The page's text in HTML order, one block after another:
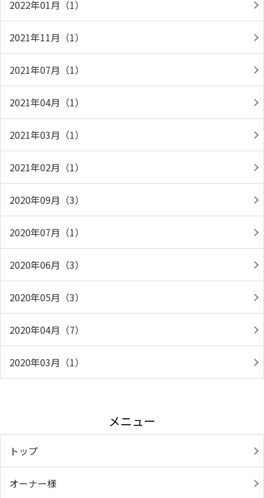
2022年01月（1）
2021年11月（1）
2021年07月（1）
2021年04月（1）
2021年03月（1）
2021年02月（1）
2020年09月（3）
2020年07月（1）
2020年06月（3）
2020年05月（3）
2020年04月（7）
2020年03月（1）
メニュー
トップ
オーナー様